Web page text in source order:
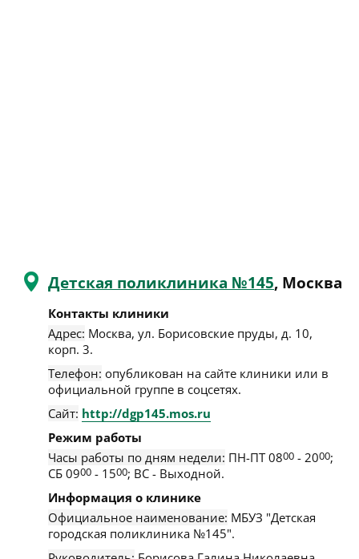
Детская поликлиника №145, Москва
Контакты клиники
Адрес: Москва, ул. Борисовские пруды, д. 10,
корп. 3.
Телефон: опубликован на сайте клиники или в
официальной группе в соцсетях.
Сайт: http://dgp145.mos.ru
Режим работы
Часы работы по дням недели: ПН-ПТ 0800 - 2000;
СБ 0900 - 1500; ВС - Выходной.
Информация о клинике
Официальное наименование: МБУЗ "Детская
городская поликлиника №145".